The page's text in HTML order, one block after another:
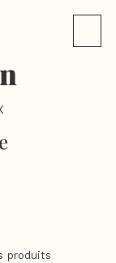
produits